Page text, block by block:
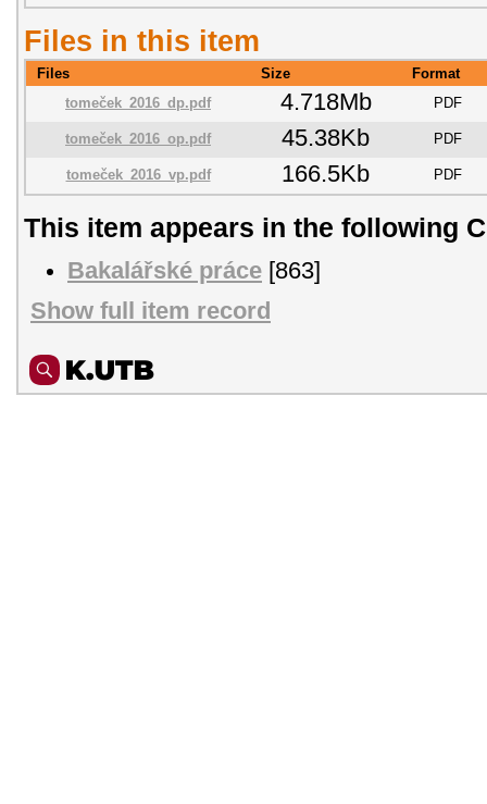
Files in this item
Files Size
Format
tomeček_2016_dp.pdf
4.718Mb PDF
tomeček_2016_op.pdf 45.38Kb PDF
tomeček_2016_vp.pdf 166.5Kb PDF
This item appears in the following
Bakalářské práce [863]
Show full item record